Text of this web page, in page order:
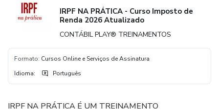
IRPF NA PRÁTICA - Curso Imposto de
Renda 2026 Atualizado
CONTÁBIL PLAY® TREINAMENTOS
Formato: Cursos Online e Serviços de Assinatura
Idioma: Português
IRPF NA PRÁTICA É UM TREINAMENTO